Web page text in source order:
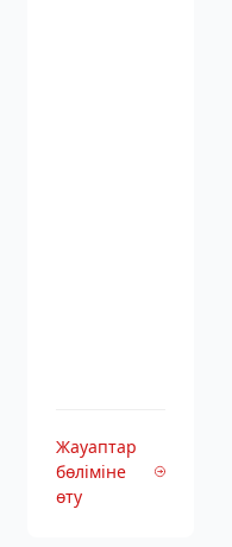
Жауаптар
бөліміне
өту